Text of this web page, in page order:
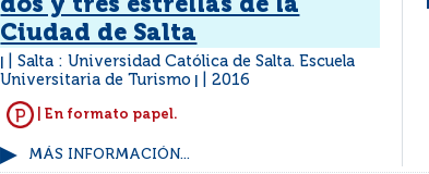
dos y tres estrellas de la
Ciudad de Salta
Salta : Universidad Católica de Salta. Escuela
Universitaria de Turismo
2016
| En formato papel.
MÁS INFORMACIÓN...